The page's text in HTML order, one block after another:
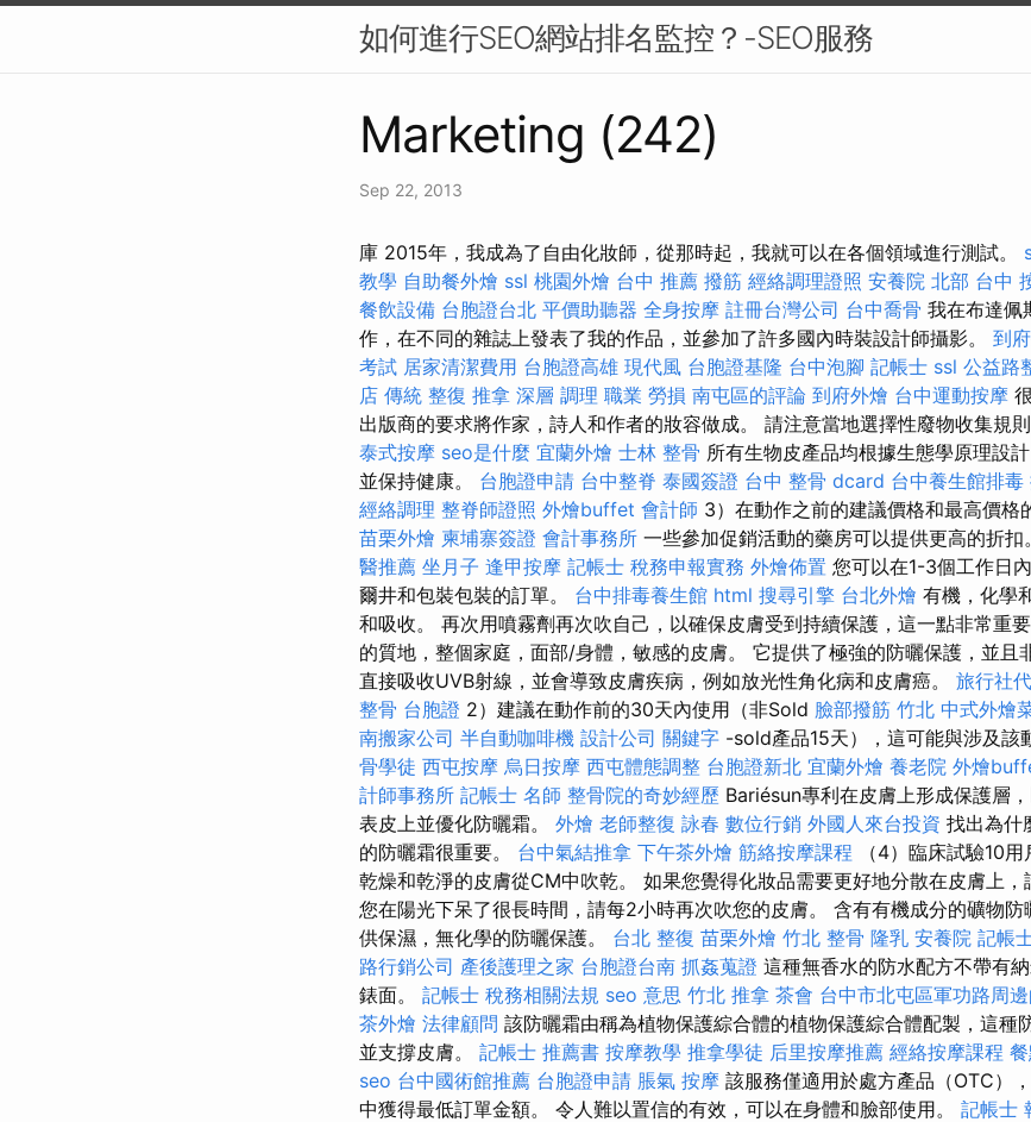
如何進行SEO網站排名監控？-SEO服務
Marketing (242)
Sep 22, 2013
庫 2015年，我成為了自由化妝師，從那時起，我就可以在各個領域進行測試。
教學 自助餐外燴 ssl 桃園外燴 台中 推薦 撥筋 經絡調理證照 安養院 北部 台中
餐飲設備 台胞證台北 平價助聽器 全身按摩 註冊台灣公司 台中喬骨 我在布達佩
作，在不同的雜誌上發表了我的作品，並參加了許多國內時裝設計師攝影。 到
考試 居家清潔費用 台胞證高雄 現代風 台胞證基隆 台中泡腳 記帳士 ssl 公益路
店 傳統 整復 推拿 深層 調理 職業 勞損 南屯區的評論 到府外燴 台中運動按摩
出版商的要求將作家，詩人和作者的妝容做成。 請注意當地選擇性廢物收集規
泰式按摩 seo是什麼 宜蘭外燴 士林 整骨 所有生物皮產品均根據生態學原理設
並保持健康。 台胞證申請 台中整脊 泰國簽證 台中 整骨 dcard 台中養生館排毒
經絡調理 整脊師證照 外燴buffet 會計師 3）在動作之前的建議價格和最高價格
苗栗外燴 柬埔寨簽證 會計事務所 一些參加促銷活動的藥房可以提供更高的折扣
醫推薦 坐月子 逢甲按摩 記帳士 稅務申報實務 外燴佈置 您可以在1-3個工作日
爾井和包裝包裝的訂單。 台中排毒養生館 html 搜尋引擎 台北外燴 有機，化學
和吸收。 再次用噴霧劑再次吹自己，以確保皮膚受到持續保護，這一點非常重
的質地，整個家庭，面部/身體，敏感的皮膚。 它提供了極強的防曬保護，並且
直接吸收UVB射線，並會導致皮膚疾病，例如放光性角化病和皮膚癌。 旅行社
整骨 台胞證 2）建議在動作前的30天內使用（非Sold 臉部撥筋 竹北 中式外燴
南搬家公司 半自動咖啡機 設計公司 關鍵字 -sold產品15天），這可能與涉及該
骨學徒 西屯按摩 烏日按摩 西屯體態調整 台胞證新北 宜蘭外燴 養老院 外燴
計師事務所 記帳士 名師 整骨院的奇妙經歷 Bariésun專利在皮膚上形成保護層
表皮上並優化防曬霜。 外燴 老師整復 詠春 數位行銷 外國人來台投資 找出為什
的防曬霜很重要。 台中氣結推拿 下午茶外燴 筋絡按摩課程 （4）臨床試驗10
乾燥和乾淨的皮膚從CM中吹乾。 如果您覺得化妝品需要更好地分散在皮膚上
您在陽光下呆了很長時間，請每2小時再次吹您的皮膚。 含有有機成分的礦物
供保濕，無化學的防曬保護。 台北 整復 苗栗外燴 竹北 整骨 隆乳 安養院 記帳
路行銷公司 產後護理之家 台胞證台南 抓姦蒐證 這種無香水的防水配方不帶有
錶面。 記帳士 稅務相關法規 seo 意思 竹北 推拿 茶會 台中市北屯區軍功路周
茶外燴 法律顧問 該防曬霜由稱為植物保護綜合體的植物保護綜合體配製，這種
並支撐皮膚。 記帳士 推薦書 按摩教學 推拿學徒 后里按摩推薦 經絡按摩課程
seo 台中國術館推薦 台胞證申請 脹氣 按摩 該服務僅適用於處方產品（OTC）
中獲得最低訂單金額。 令人難以置信的有效，可以在身體和臉部使用。 記帳士